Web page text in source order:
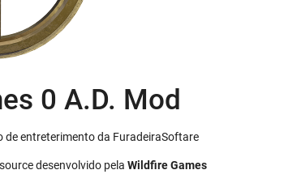
0 A.D. Mod
de entreterimento da FuradeiraSoftare
desenvolvido pela Wildfire Games